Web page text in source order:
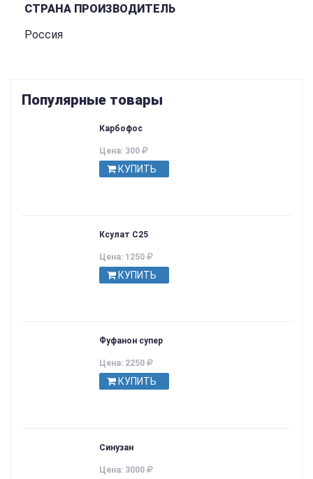
СТРАНА ПРОИЗВОДИТЕЛЬ
Россия
Популярные товары
Карбофос
Цена: 300
КУПИТЬ
Ксулат С25
Цена: 1250
КУПИТЬ
Фуфанон супер
Цена: 2250
КУПИТЬ
Синузан
Цена: 3000